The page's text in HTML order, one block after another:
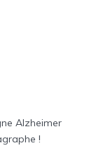
Alzheimer
!